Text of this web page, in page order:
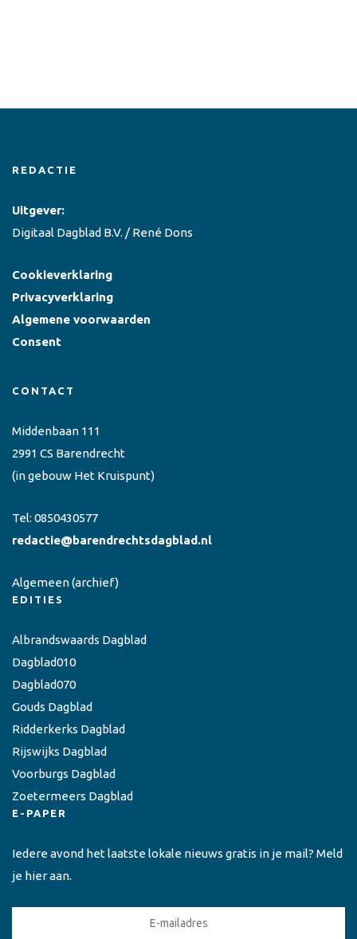
REDACTIE
Uitgever:
Digitaal Dagblad B.V. / René Dons
Cookieverklaring
Privacyverklaring
Algemene voorwaarden
Consent
CONTACT
Middenbaan 111
2991 CS Barendrecht
(in gebouw Het Kruispunt)
Tel: 0850430577
redactie@barendrechtsdagblad.nl
Algemeen(archief)
EDITIES
Albrandswaards Dagblad
Dagblad010
Dagblad070
Gouds Dagblad
Ridderkerks Dagblad
Rijswijks Dagblad
Voorburgs Dagblad
Zoetermeers Dagblad
E-PAPER
Iedere avond het laatste lokale nieuws gratis in je mail? Meld
je hier aan.